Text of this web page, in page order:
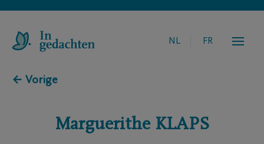
NL FR
← Vorige
Marguerithe KLAPS